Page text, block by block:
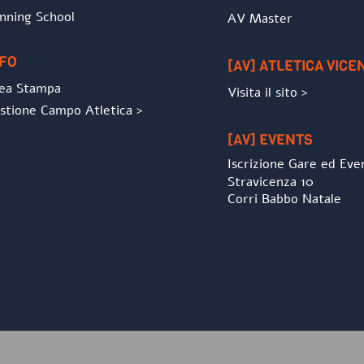
School
Stampa
Campo Atletica >
AV Master
[AV] ATLETICA
Visita il sito >
[AV] EVENTS
Iscrizione Gare ed
Stravicenza 10
Corri Babbo Natale